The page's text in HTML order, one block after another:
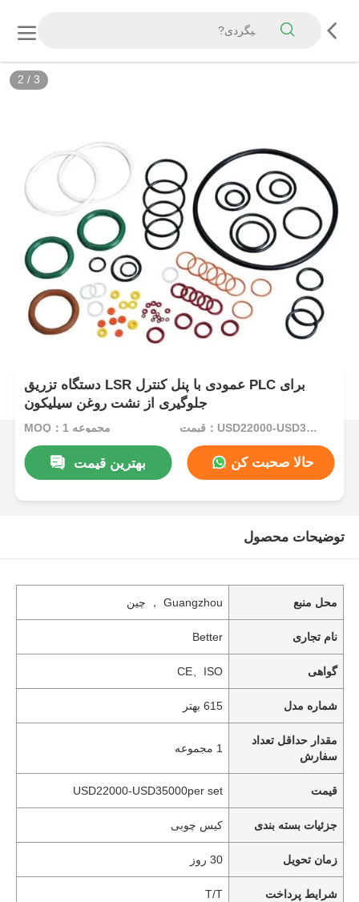
2 / 3
دستگاه تزریق LSR عمودی با پنل کنترل PLC برای
جلوگیری از نشت روغن سیلیکون
MOQ：1 مجموعه قیمت：USD22000-USD35000per set
بهترین قیمت حالا صحبت کن
توضیحات محصول
محل منبع Guangzhou ， چین
نام تجاری Better
گواهی CE、ISO
شماره مدل 615 بهتر
مقدار حداقل تعداد
سفارش
1 مجموعه
قیمت USD22000-USD35000per set
جزئیات بسته بندی کیس چوبی
زمان تحویل 30 روز
شرایط پرداخت T/T